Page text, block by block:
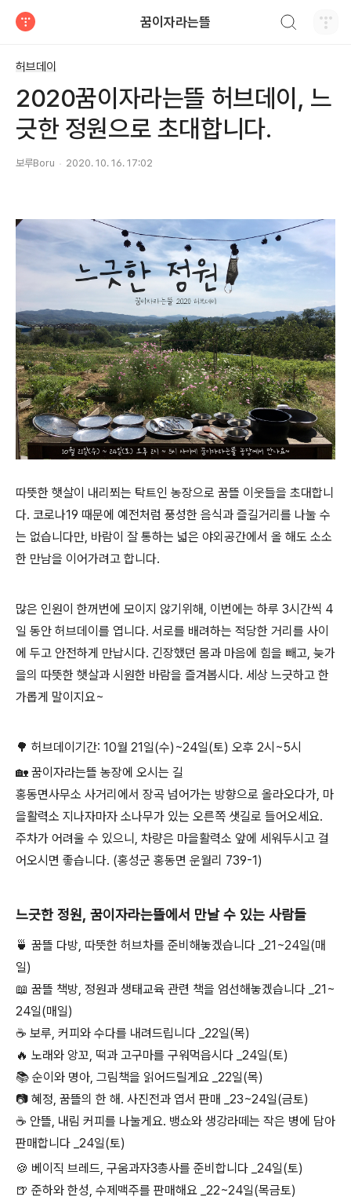
꿈이자라는뜰
허브데이
2020꿈이자라는뜰 허브데이, 느
긋한 정원으로 초대합니다.
보루Boru 2020. 10. 16. 17:02
따뜻한 햇살이 내리쬐는 탁트인 농장으로 꿈뜰 이웃들을 초대합니
다. 코로나19 때문에 예전처럼 풍성한 음식과 즐길거리를 나눌 수
는 없습니다만, 바람이 잘 통하는 넓은 야외공간에서 올 해도 소소
한 만남을 이어가려고 합니다.
많은 인원이 한꺼번에 모이지 않기위해, 이번에는 하루 3시간씩 4
일 동안 허브데이를 엽니다. 서로를 배려하는 적당한 거리를 사이
에 두고 안전하게 만납시다. 긴장했던 몸과 마음에 힘을 빼고, 늦가
을의 따뜻한 햇살과 시원한 바람을 즐겨봅시다. 세상 느긋하고 한
가롭게 말이지요~
🌳 허브데이기간: 10월 21일(수)~24일(토) 오후 2시~5시
🏡 꿈이자라는뜰 농장에 오시는 길
홍동면사무소 사거리에서 장곡 넘어가는 방향으로 올라오다가, 마
을활력소 지나자마자 소나무가 있는 오른쪽 샛길로 들어오세요.
주차가 어려울 수 있으니, 차량은 마을활력소 앞에 세워두시고 걸
어오시면 좋습니다. (홍성군 홍동면 운월리 739-1)
느긋한 정원, 꿈이자라는뜰에서 만날 수 있는 사람들
🍵 꿈뜰 다방, 따뜻한 허브차를 준비해놓겠습니다 _21~24일(매
일)
📖 꿈뜰 책방, 정원과 생태교육 관련 책을 엄선해놓겠습니다 _21~
24일(매일)
☕ 보루, 커피와 수다를 내려드립니다 _22일(목)
🔥 노래와 앙꼬, 떡과 고구마를 구워먹읍시다 _24일(토)
📚 순이와 명아, 그림책을 읽어드릴게요 _22일(목)
📷 혜정, 꿈뜰의 한 해. 사진전과 엽서 판매 _23~24일(금토)
☕ 안뜰, 내림 커피를 나눌게요. 뱅쇼와 생강라떼는 작은 병에 담아
판매합니다 _24일(토)
🍪 베이직 브레드, 구움과자3총사를 준비합니다 _24일(토)
🍺 준하와 한성, 수제맥주를 판매해요 _22~24일(목금토)